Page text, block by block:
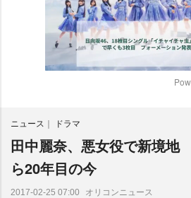
ニュース ドラマ
田中麗奈、悪女役で新境地
ら20年目の今
2017-02-25 07:00 オリコンニュース